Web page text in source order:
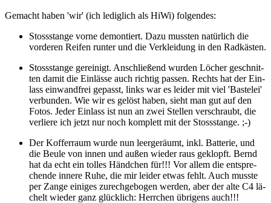
Ge­macht haben 'wir' (ich le­dig­lich als HiWi) fol­gen­des:
Stoss­stan­ge vorne de­mon­tiert. Dazu muss­ten na­tür­lich die
vor­de­ren Rei­fen run­ter und die Ver­klei­dung in den Rad­käs­ten.
Stoss­stan­ge ge­rei­nigt. An­schlie­ßend wur­den Lö­cher ge­schnit­
ten damit die Ein­läs­se auch rich­tig pas­sen. Rechts hat der Ein­
lass ein­wand­frei ge­passt, links war es lei­der mit viel 'Bas­te­lei'
ver­bun­den. Wie wir es ge­löst haben, sieht man gut auf den
Fotos. Jeder Ein­lass ist nun an zwei Stel­len ver­schraubt, die
ver­lie­re ich jetzt nur noch kom­plett mit der Stoss­stan­ge. ;-)
Der Kof­fer­raum wurde nun leer­ge­räumt, inkl. Bat­te­rie, und
die Beule von innen und außen wie­der raus ge­klopft. Bernd
hat da echt ein tol­les Händ­chen für!!! Vor allem die ent­spre­
chen­de in­ne­re Ruhe, die mir lei­der etwas fehlt. Auch muss­te
per Zange ei­ni­ges zu­rech­ge­bo­gen wer­den, aber der alte C4 lä­
chelt wie­der ganz glück­lich: Herr­chen üb­ri­gens auch!!!